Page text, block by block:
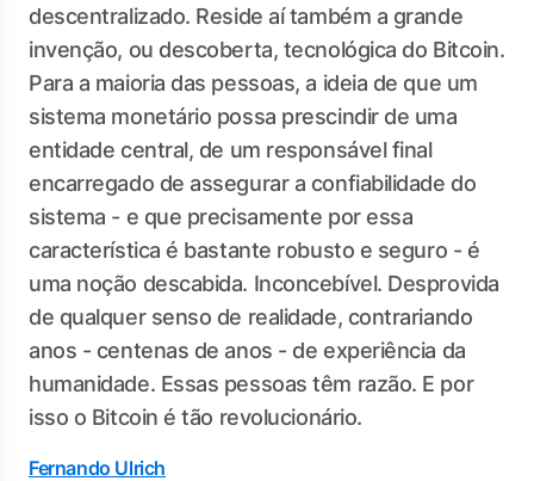
descentralizado. Reside aí também a grande
invenção, ou descoberta, tecnológica do Bitcoin.
Para a maioria das pessoas, a ideia de que um
sistema monetário possa prescindir de uma
entidade central, de um responsável final
encarregado de assegurar a confiabilidade do
sistema - e que precisamente por essa
característica é bastante robusto e seguro - é
uma noção descabida. Inconcebível. Desprovida
de qualquer senso de realidade, contrariando
anos - centenas de anos - de experiência da
humanidade. Essas pessoas têm razão. E por
isso o Bitcoin é tão revolucionário.
Fernando Ulrich